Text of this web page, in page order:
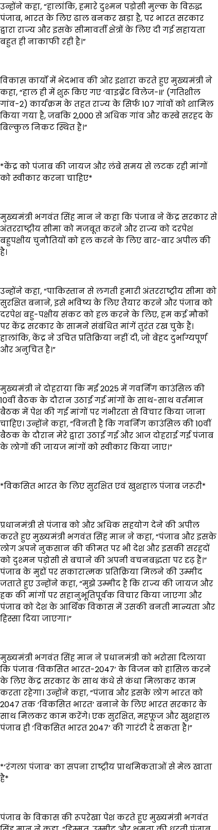
उन्होंने कहा, “हालांकि, हमारे दुश्मन पड़ोसी मुल्क के विरुद्ध
पंजाब, भारत के लिए ढाल बनकर खड़ा है, पर भारत सरकार
द्वारा राज्य और इसके सीमावर्ती क्षेत्रों के लिए दी गई सहायता
बहुत ही नाकाफी रही है।”
विकास कार्यों में भेदभाव की ओर इशारा करते हुए मुख्यमंत्री ने
कहा, “हाल ही में शुरू किए गए ‘वाइब्रेंट विलेज-II’ (गतिशील
गांव-2) कार्यक्रम के तहत राज्य के सिर्फ 107 गांवों को शामिल
किया गया है, जबकि 2,000 से अधिक गांव और कस्बे सरहद के
बिल्कुल निकट स्थित हैं।”
*केंद्र को पंजाब की जायज और लंबे समय से लटक रही मांगों
को स्वीकार करना चाहिए*
मुख्यमंत्री भगवंत सिंह मान ने कहा कि पंजाब ने केंद्र सरकार से
अंतरराष्ट्रीय सीमा को मजबूत करने और राज्य को दरपेश
बहुपक्षीय चुनौतियों को हल करने के लिए बार-बार अपील की
है।
उन्होंने कहा, “पाकिस्तान से लगती हमारी अंतरराष्ट्रीय सीमा को
सुरक्षित बनाने, इसे भविष्य के लिए तैयार करने और पंजाब को
दरपेश बहु-पक्षीय संकट को हल करने के लिए, हम कई मौकों
पर केंद्र सरकार के सामने संबंधित मांगें तुरंत रख चुके हैं।
हालांकि, केंद्र ने उचित प्रतिक्रिया नहीं दी, जो बेहद दुर्भाग्यपूर्ण
और अनुचित है।”
मुख्यमंत्री ने दोहराया कि मई 2025 में गवर्निंग काउंसिल की
10वीं बैठक के दौरान उठाई गई मांगों के साथ-साथ वर्तमान
बैठक में पेश की गई मांगों पर गंभीरता से विचार किया जाना
चाहिए। उन्होंने कहा, “विनती है कि गवर्निंग काउंसिल की 10वीं
बैठक के दौरान मेरे द्वारा उठाई गई और आज दोहराई गई पंजाब
के लोगों की जायज मांगों को स्वीकार किया जाए।”
*विकसित भारत के लिए सुरक्षित एवं खुशहाल पंजाब जरूरी*
प्रधानमंत्री से पंजाब को और अधिक सहयोग देने की अपील
करते हुए मुख्यमंत्री भगवंत सिंह मान ने कहा, “पंजाब और इसके
लोग अपने नुकसान की कीमत पर भी देश और इसकी सरहदों
को दुश्मन पड़ोसी से बचाने की अपनी वचनबद्धता पर दृढ़ हैं।”
पंजाब के मुद्दों पर सकारात्मक प्रतिक्रिया मिलने की उम्मीद
जताते हुए उन्होंने कहा, “मुझे उम्मीद है कि राज्य की जायज और
हक की मांगों पर सहानुभूतिपूर्वक विचार किया जाएगा और
पंजाब को देश के आर्थिक विकास में उसकी बनती मान्यता और
हिस्सा दिया जाएगा।”
मुख्यमंत्री भगवंत सिंह मान ने प्रधानमंत्री को भरोसा दिलाया
कि पंजाब ‘विकसित भारत-2047’ के विजन को हासिल करने
के लिए केंद्र सरकार के साथ कंधे से कंधा मिलाकर काम
करता रहेगा। उन्होंने कहा, “पंजाब और इसके लोग भारत को
2047 तक ‘विकसित भारत’ बनाने के लिए भारत सरकार के
साथ मिलकर काम करेंगे। एक सुरक्षित, महफूज और खुशहाल
पंजाब ही ‘विकसित भारत 2047’ की गारंटी दे सकता है।”
*‘रंगला पंजाब’ का सपना राष्ट्रीय प्राथमिकताओं से मेल खाता
है*
पंजाब के विकास की रूपरेखा पेश करते हुए मुख्यमंत्री भगवंत